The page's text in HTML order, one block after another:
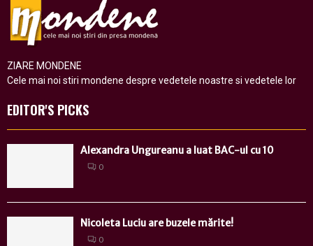
ZIARE MONDENE
Cele mai noi stiri mondene despre vedetele noastre si vedetele lor
EDITOR'S PICKS
Alexandra Ungureanu a luat BAC-ul cu 10
0
Nicoleta Luciu are buzele mărite!
0